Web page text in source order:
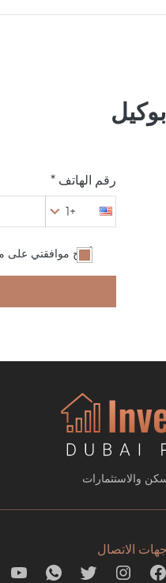
رقم الهاتف *
+1
أمنح موافقتي على
والاستثمارات
جهات الاتصال